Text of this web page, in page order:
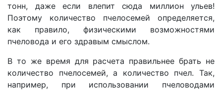
тонн, даже если влепит сюда миллион ульев!
Поэтому количество пчелосемей определяется,
как правило, физическими возможностями
пчеловода и его здравым смыслом.
В то же время для расчета правильнее брать не
количество пчелосемей, а количество пчел. Так,
например, при использовании пчеловодами